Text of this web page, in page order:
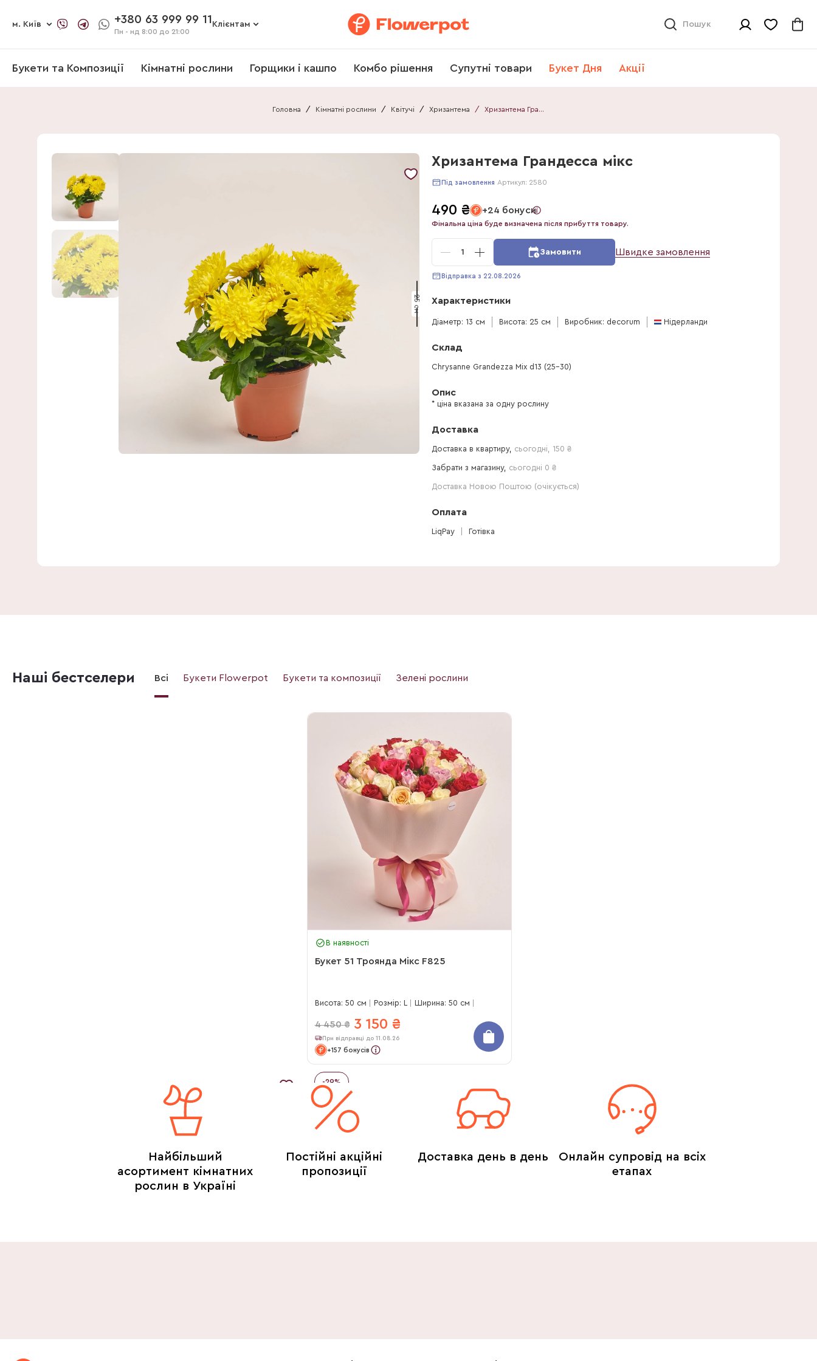
м. Київ +380 63 999 99 11
Пн - нд 8:00 до 21:00
Клієнтам Пошук
Букети та Композиції Кімнатні рослини Горщики і кашпо Комбо рішення Супутні товари Букет Дня Акції
Головна / Кімнатні рослини / Квітучі / Хризантема / Хризантема Грандесса мікс
25 см
Хризантема Грандесса мікс
Під замовлення Артикул: 2580
490 ₴ +24 бонуси
Фінальна ціна буде визначена після прибуття товару.
1 Замовити Швидке замовлення
Відправка з 22.08.2026
Характеристики
Діаметр: 13 см Висота: 25 см Виробник: decorum Нідерланди
Склад
Chrysanne Grandezza Mix d13 (25-30)
Опис
* ціна вказана за одну рослину
Доставка
Доставка в квартиру, сьогодні 150 ₴
Забрати з магазину, сьогодні 0 ₴
Доставка Новою Поштою (очікується)
Оплата
LiqPay Готівка
Наші бестселери Всі Букети Flowerpot Букети та композиції Зелені рослини
В наявності
Букет 51 Троянда Мікс F825
Висота: 50 см Розмір: L Ширина: 50 см
4 450 ₴ 3 150 ₴
При відправці до 11.08.26
+157 бонусів
-29%
Найбільший
асортимент кімнатних
рослин в Україні
Постійні акційні
пропозиції
Доставка день в день
Онлайн супровід на всіх
етапах